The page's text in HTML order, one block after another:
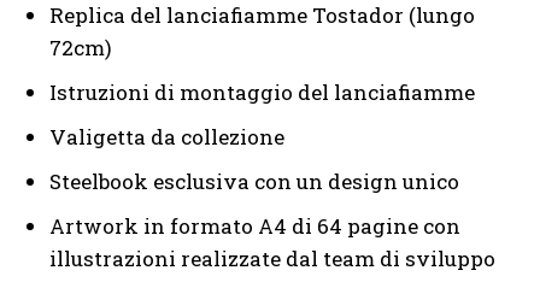
Replica del lanciafiamme Tostador (lungo
72cm)
Istruzioni di montaggio del lanciafiamme
Valigetta da collezione
Steelbook esclusiva con un design unico
Artwork in formato A4 di 64 pagine con
illustrazioni realizzate dal team di sviluppo